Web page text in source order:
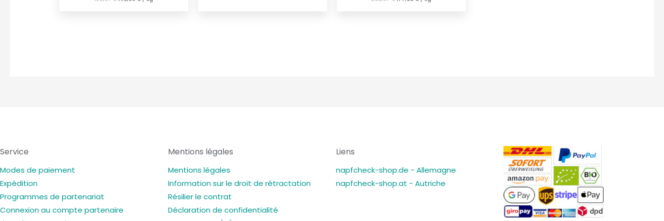
Service
Modes de paiement
Expédition
Programmes de partenariat
Connexion au compte partenaire
Mentions légales
Mentions légales
Information sur le droit de rétractation
Résilier le contrat
Déclaration de confidentialité
Liens
napfcheck-shop.de - Allemagne
napfcheck-shop.at - Autriche